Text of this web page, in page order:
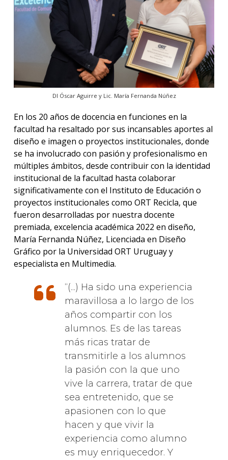
DI Óscar Aguirre y Lic. María Fernanda Núñez
En los 20 años de docencia en funciones en la
facultad ha resaltado por sus incansables aportes al
diseño e imagen o proyectos institucionales, donde
se ha involucrado con pasión y profesionalismo en
múltiples ámbitos, desde contribuir con la identidad
institucional de la facultad hasta colaborar
significativamente con el Instituto de Educación o
proyectos institucionales como ORT Recicla, que
fueron desarrolladas por nuestra docente
premiada, excelencia académica 2022 en diseño,
María Fernanda Núñez, Licenciada en Diseño
Gráfico por la Universidad ORT Uruguay y
especialista en Multimedia.
(...) Ha sido una experiencia
maravillosa a lo largo de los
años compartir con los
alumnos. Es de las tareas
más ricas tratar de
transmitirle a los alumnos
la pasión con la que uno
vive la carrera, tratar de que
sea entretenido, que se
apasionen con lo que
hacen y que vivir la
experiencia como alumno
es muy enriquecedor. Y